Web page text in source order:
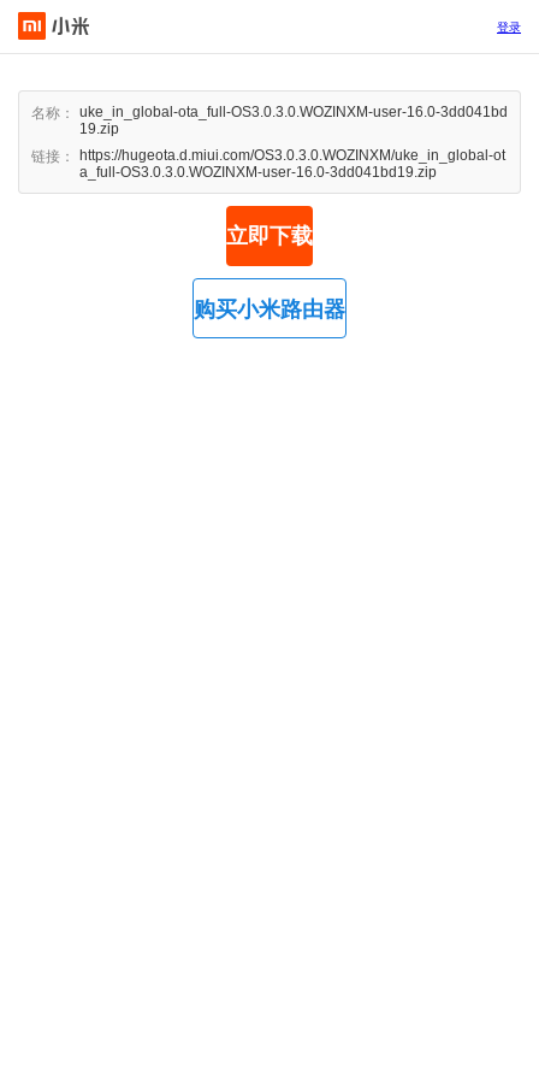
登录
名称：
uke_in_global-ota_full-OS3.0.3.0.WOZINXM-user-16.0-3dd041bd
19.zip
链接：
https://hugeota.d.miui.com/OS3.0.3.0.WOZINXM/uke_in_global-ot
a_full-OS3.0.3.0.WOZINXM-user-16.0-3dd041bd19.zip
立即下载
购买小米路由器